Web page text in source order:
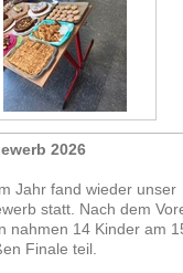
2026
Jahr fand wieder unser
statt. Nach dem
nahmen 14 Kinder am
Finale teil.